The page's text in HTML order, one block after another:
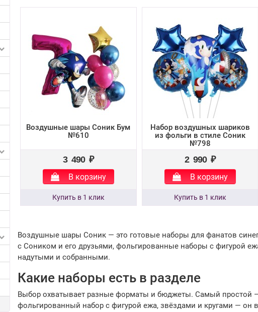
Воздушные шары Соник Бум
№610
3 490 ₽
В корзину
Набор воздушных шариков
из фольги в стиле Соник
№798
2 990 ₽
В корзину
Воздушные шары Соник — это готовые наборы для фанатов
с Соником и его друзьями, фольгированные наборы с фигурой
надутыми и собранными.
Какие наборы есть в разделе
Выбор охватывает разные форматы и бюджеты. Самый простой
фольгированный набор с фигурой ежа, звёздами и кругами — он